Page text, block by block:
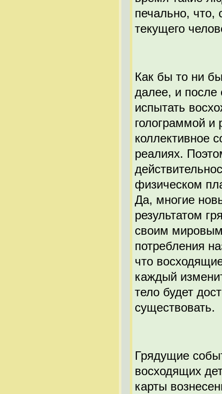
печально, что,
текущего
Как бы то ни
далее, и после
испытать
голограммой
коллективное
реалиях.
физическом
Да, многие
результатом
своим
потребления
что
каждый
тело будет
существовать.
Грядущие
восходящих
карты